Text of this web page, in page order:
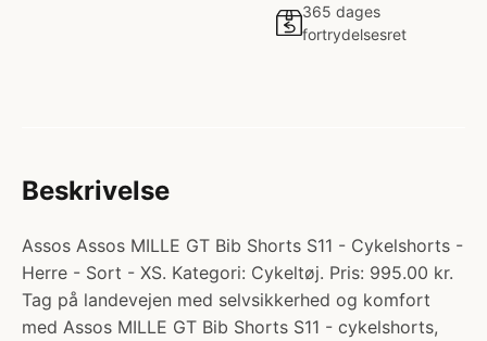
365 dages
fortrydelsesret
Beskrivelse
Assos Assos MILLE GT Bib Shorts S11 - Cykelshorts -
Herre - Sort - XS. Kategori: Cykeltøj. Pris: 995.00 kr.
Tag på landevejen med selvsikkerhed og komfort
med Assos MILLE GT Bib Shorts S11 - cykelshorts,